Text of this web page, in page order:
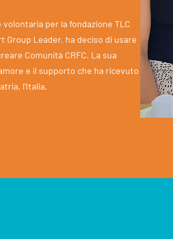
per la fondazione TLC
Group Leader, ha deciso di usare
Comunità CRFC. La sua
e il supporto che ha ricevuto
l'Italia.